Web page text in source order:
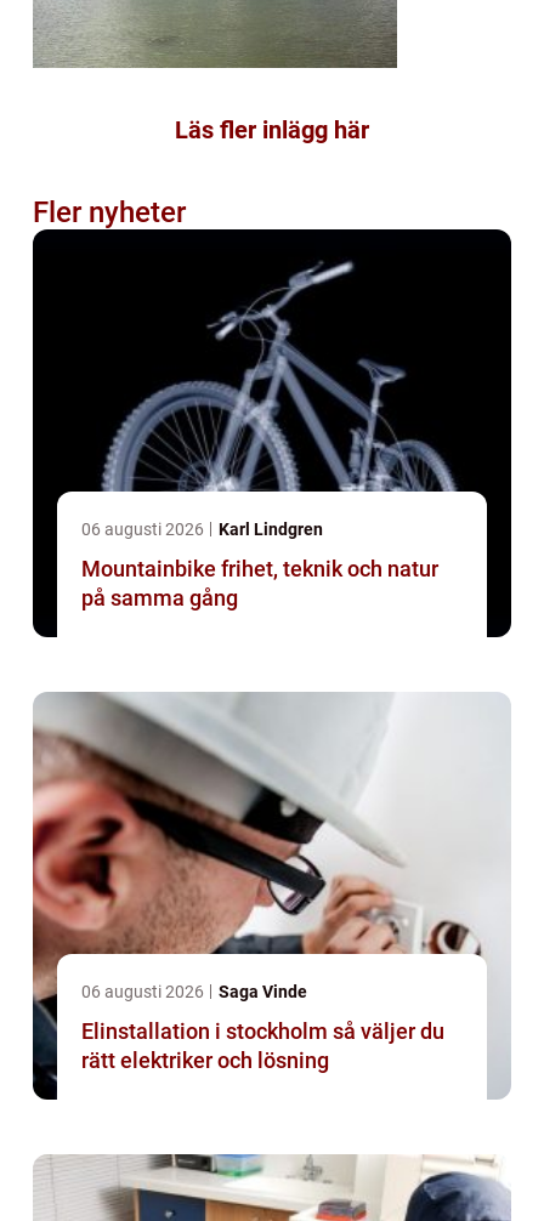
Läs fler inlägg här
Fler nyheter
06 augusti 2026 Karl Lindgren
Mountainbike frihet, teknik och natur
på samma gång
06 augusti 2026 Saga Vinde
Elinstallation i stockholm så väljer du
rätt elektriker och lösning